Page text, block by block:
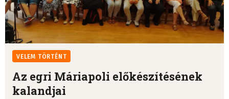
VELEM TÖRTÉNT
Az egri Máriapoli előkészítésének
kalandjai